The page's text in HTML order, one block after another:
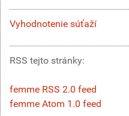
Vyhodnotenie súťaží
RSS tejto stránky:
femme RSS 2.0 feed
femme Atom 1.0 feed